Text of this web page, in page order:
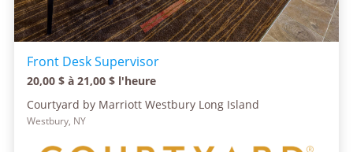
Front Desk Supervisor
20,00 $ à 21,00 $ l'heure
Courtyard by Marriott Westbury Long Island
Westbury, NY